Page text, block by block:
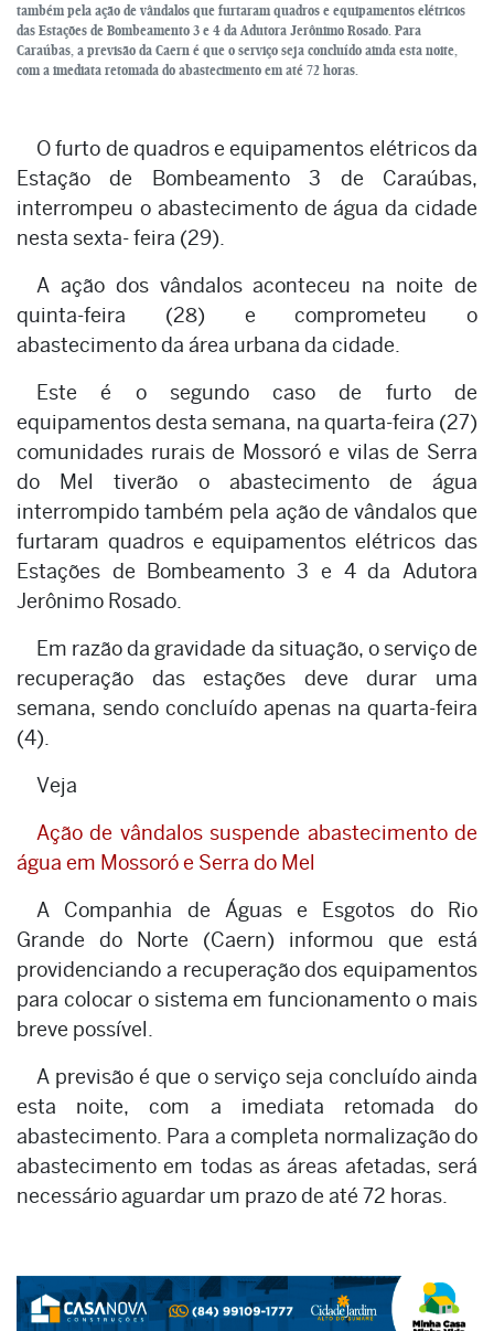
também pela ação de vândalos que furtaram quadros e equipamentos elétricos
das Estações de Bombeamento 3 e 4 da Adutora Jerônimo Rosado. Para
Caraúbas, a previsão da Caern é que o serviço seja concluído ainda esta noite,
com a imediata retomada do abastecimento em até 72 horas.
O furto de quadros e equipamentos elétricos da
Estação de Bombeamento 3 de Caraúbas,
interrompeu o abastecimento de água da cidade
nesta sexta- feira (29).
A ação dos vândalos aconteceu na noite de
quinta-feira (28) e comprometeu o
abastecimento da área urbana da cidade.
Este é o segundo caso de furto de
equipamentos desta semana, na quarta-feira (27)
comunidades rurais de Mossoró e vilas de Serra
do Mel tiverão o abastecimento de água
interrompido também pela ação de vândalos que
furtaram quadros e equipamentos elétricos das
Estações de Bombeamento 3 e 4 da Adutora
Jerônimo Rosado.
Em razão da gravidade da situação, o serviço de
recuperação das estações deve durar uma
semana, sendo concluído apenas na quarta-feira
(4).
Veja
Ação de vândalos suspende abastecimento de
água em Mossoró e Serra do Mel
A Companhia de Águas e Esgotos do Rio
Grande do Norte (Caern) informou que está
providenciando a recuperação dos equipamentos
para colocar o sistema em funcionamento o mais
breve possível.
A previsão é que o serviço seja concluído ainda
esta noite, com a imediata retomada do
abastecimento. Para a completa normalização do
abastecimento em todas as áreas afetadas, será
necessário aguardar um prazo de até 72 horas.